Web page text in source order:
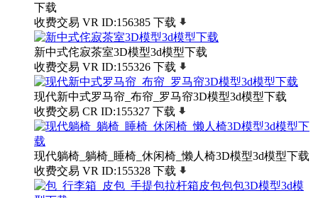
下载
收费交易 VR ID:156385 下载
新中式侘寂茶室3D模型3d模型下载
收费交易 VR ID:155326 下载
现代新中式罗马帘_布帘_罗马帘3D模型3d模型下载
收费交易 CR ID:155327 下载
现代躺椅_躺椅_睡椅_休闲椅_懒人椅3D模型3d模型下载
收费交易 VR ID:155328 下载